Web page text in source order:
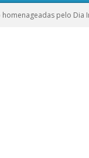
homenageadas pelo Dia